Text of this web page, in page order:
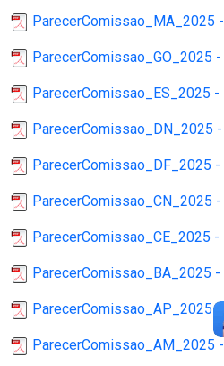
ParecerComissao_MA_2025 -
ParecerComissao_GO_2025 -
ParecerComissao_ES_2025 -
ParecerComissao_DN_2025 -
ParecerComissao_DF_2025 -
ParecerComissao_CN_2025 -
ParecerComissao_CE_2025 -
ParecerComissao_BA_2025 -
ParecerComissao_AP_2025 -
ParecerComissao_AM_2025 -